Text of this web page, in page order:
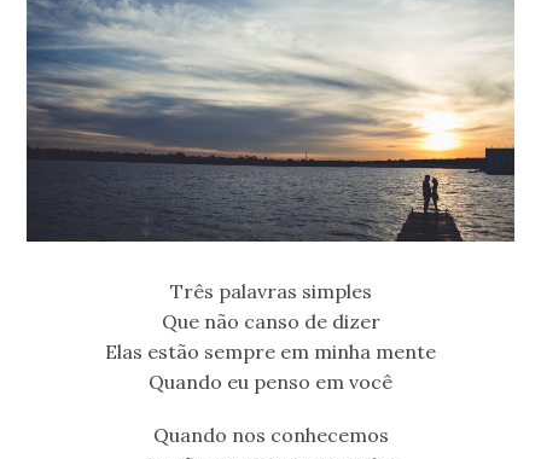
Três palavras simples
Que não canso de dizer
Elas estão sempre em minha mente
Quando eu penso em você
Quando nos conhecemos